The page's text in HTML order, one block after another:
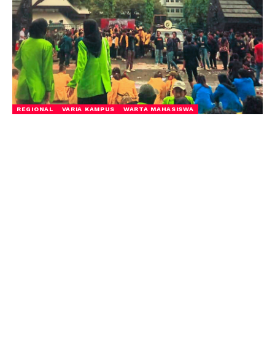
REGIONAL VARIA KAMPUS WARTA MAHASISWA